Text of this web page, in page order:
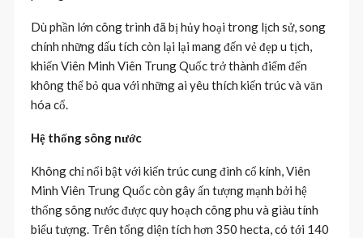
Dù phần lớn công trình đã bị hủy hoại trong lịch sử, song
chính những dấu tích còn lại lại mang đến vẻ đẹp u tịch,
khiến Viên Minh Viên Trung Quốc trở thành điểm đến
không thể bỏ qua với những ai yêu thích kiến trúc và văn
hóa cổ.
Hệ thống sông nước
Không chỉ nổi bật với kiến trúc cung đình cổ kính, Viên
Minh Viên Trung Quốc còn gây ấn tượng mạnh bởi hệ
thống sông nước được quy hoạch công phu và giàu tính
biểu tượng. Trên tổng diện tích hơn 350 hecta, có tới 140